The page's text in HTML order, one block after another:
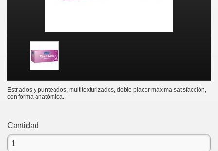
Estriados y punteados, multitexturizados, doble placer máxima satisfacción,
con forma anatómica.
Cantidad